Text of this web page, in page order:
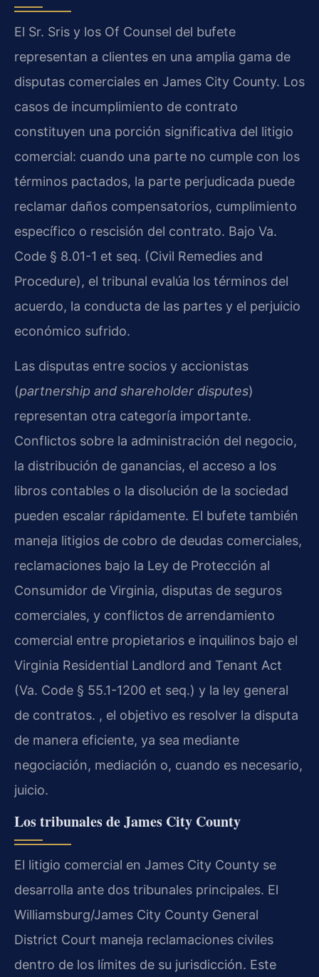
El Sr. Sris y los Of Counsel del bufete
representan a clientes en una amplia gama de
disputas comerciales en James City County. Los
casos de incumplimiento de contrato
constituyen una porción significativa del litigio
comercial: cuando una parte no cumple con los
términos pactados, la parte perjudicada puede
reclamar daños compensatorios, cumplimiento
específico o rescisión del contrato. Bajo Va.
Code § 8.01-1 et seq. (Civil Remedies and
Procedure), el tribunal evalúa los términos del
acuerdo, la conducta de las partes y el perjuicio
económico sufrido.
Las disputas entre socios y accionistas
(partnership and shareholder disputes)
representan otra categoría importante.
Conflictos sobre la administración del negocio,
la distribución de ganancias, el acceso a los
libros contables o la disolución de la sociedad
pueden escalar rápidamente. El bufete también
maneja litigios de cobro de deudas comerciales,
reclamaciones bajo la Ley de Protección al
Consumidor de Virginia, disputas de seguros
comerciales, y conflictos de arrendamiento
comercial entre propietarios e inquilinos bajo el
Virginia Residential Landlord and Tenant Act
(Va. Code § 55.1-1200 et seq.) y la ley general
de contratos. , el objetivo es resolver la disputa
de manera eficiente, ya sea mediante
negociación, mediación o, cuando es necesario,
juicio.
Los tribunales de James City County
El litigio comercial en James City County se
desarrolla ante dos tribunales principales. El
Williamsburg/James City County General
District Court maneja reclamaciones civiles
dentro de los límites de su jurisdicción. Este